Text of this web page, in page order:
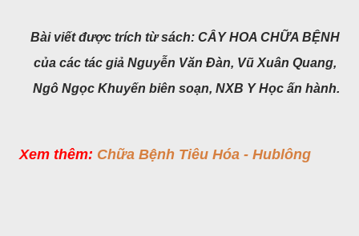
Bài viết được trích từ sách: CÂY HOA CHỮA BỆNH
của các tác giả Nguyễn Văn Đàn, Vũ Xuân Quang,
Ngô Ngọc Khuyến biên soạn, NXB Y Học ấn hành.
Xem thêm: Chữa Bệnh Tiêu Hóa - Hublông